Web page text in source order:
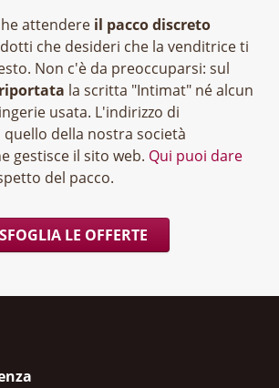
attendere il pacco discreto
che desideri che la venditrice ti
Non c'è da preoccuparsi: sul
la scritta "Intimat" né alcun
usata. L'indirizzo di
della nostra società
gestisce il sito web. Qui puoi dare
del pacco.
SFOGLIA LE OFFERTE